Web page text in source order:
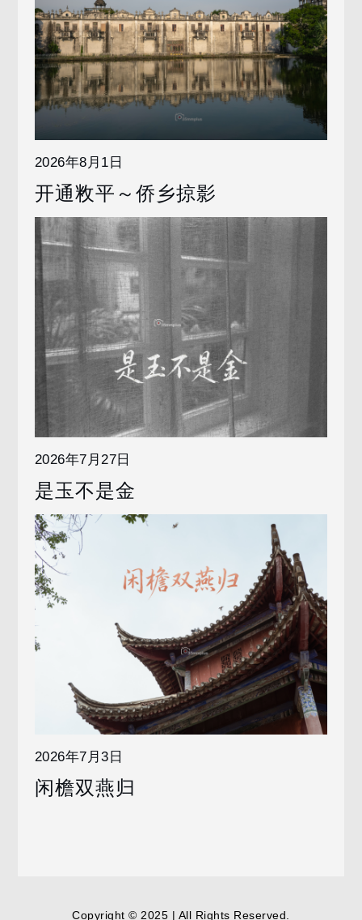
2026年8月1日
开通敉平～侨乡掠影
2026年7月27日
是玉不是金
2026年7月3日
闲檐双燕归
Copyright © 2025 | All Rights Reserved.